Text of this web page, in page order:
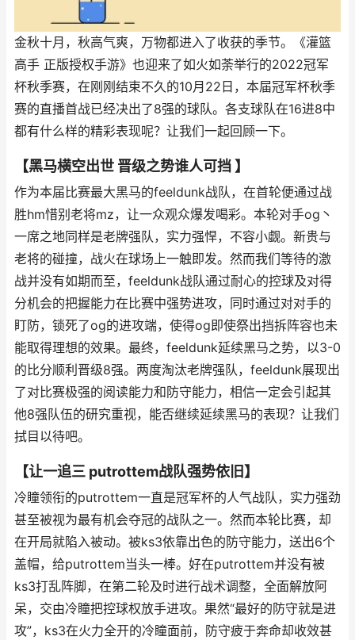
金秋十月，秋高气爽，万物都进入了收获的季节。《灌篮
高手 正版授权手游》也迎来了如火如荼举行的2022冠军
杯秋季赛，在刚刚结束不久的10月22日，本届冠军杯秋季
赛的直播首战已经决出了8强的球队。各支球队在16进8中
都有什么样的精彩表现呢？让我们一起回顾一下。
【黑马横空出世 晋级之势谁人可挡 】
作为本届比赛最大黑马的feeldunk战队，在首轮便通过战
胜hm惜别老将mz，让一众观众爆发喝彩。本轮对手og丶
一席之地同样是老牌强队，实力强悍，不容小觑。新贵与
老将的碰撞，战火在球场上一触即发。然而我们等待的激
战并没有如期而至，feeldunk战队通过耐心的控球及对得
分机会的把握能力在比赛中强势进攻，同时通过对对手的
盯防，锁死了og的进攻端，使得og即使祭出挡拆阵容也未
能取得理想的效果。最终，feeldunk延续黑马之势，以3-0
的比分顺利晋级8强。两度淘汰老牌强队，feeldunk展现出
了对比赛极强的阅读能力和防守能力，相信一定会引起其
他8强队伍的研究重视，能否继续延续黑马的表现？让我们
拭目以待吧。
【让一追三 putrottem战队强势依旧】
冷瞳领衔的putrottem一直是冠军杯的人气战队，实力强劲
甚至被视为最有机会夺冠的战队之一。然而本轮比赛，却
在开局就陷入被动。被ks3依靠出色的防守能力，送出6个
盖帽，给putrottem当头一棒。好在putrottem并没有被
ks3打乱阵脚，在第二轮及时进行战术调整，全面解放阿
呆，交由冷瞳把控球权放手进攻。果然“最好的防守就是进
攻”，ks3在火力全开的冷瞳面前，防守疲于奔命却收效甚